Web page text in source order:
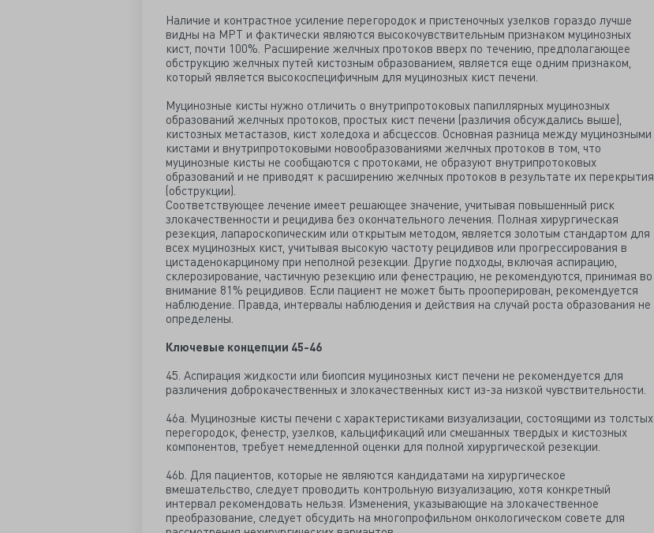
Наличие и контрастное усиление перегородок и пристеночных узелков гораздо лучше
видны на МРТ и фактически являются высокочувствительным признаком муцинозных
кист, почти 100%. Расширение желчных протоков вверх по течению, предполагающее
обструкцию желчных путей кистозным образованием, является еще одним признаком,
который является высокоспецифичным для муцинозных кист печени.
Муцинозные кисты нужно отличить о внутрипротоковых папиллярных муцинозных
образований желчных протоков, простых кист печени (различия обсуждались выше),
кистозных метастазов, кист холедоха и абсцессов. Основная разница между муцинозными
кистами и внутрипротоковыми новообразованиями желчных протоков в том, что
муцинозные кисты не сообщаются с протоками, не образуют внутрипротоковых
образований и не приводят к расширению желчных протоков в результате их перекрытия
(обструкции).
Соответствующее лечение имеет решающее значение, учитывая повышенный риск
злокачественности и рецидива без окончательного лечения. Полная хирургическая
резекция, лапароскопическим или открытым методом, является золотым стандартом для
всех муцинозных кист, учитывая высокую частоту рецидивов или прогрессирования в
цистаденокарциному при неполной резекции. Другие подходы, включая аспирацию,
склерозирование, частичную резекцию или фенестрацию, не рекомендуются, принимая во
внимание 81% рецидивов. Если пациент не может быть прооперирован, рекомендуется
наблюдение. Правда, интервалы наблюдения и действия на случай роста образования не
определены.
Ключевые концепции 45-46
45. Аспирация жидкости или биопсия муцинозных кист печени не рекомендуется для
различения доброкачественных и злокачественных кист из-за низкой чувствительности.
46a. Муцинозные кисты печени с характеристиками визуализации, состоящими из толстых
перегородок, фенестр, узелков, кальцификаций или смешанных твердых и кистозных
компонентов, требует немедленной оценки для полной хирургической резекции.
46b. Для пациентов, которые не являются кандидатами на хирургическое
вмешательство, следует проводить контрольную визуализацию, хотя конкретный
интервал рекомендовать нельзя. Изменения, указывающие на злокачественное
преобразование, следует обсудить на многопрофильном онкологическом совете для